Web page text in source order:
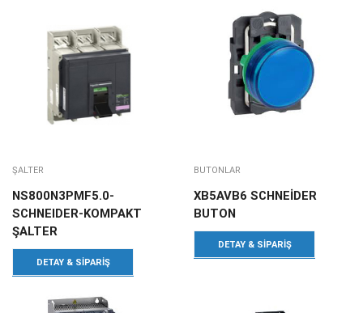
ŞALTER
NS800N3PMF5.0-
SCHNEIDER-KOMPAKT
ŞALTER
DETAY & SIPARIŞ
BUTONLAR
XB5AVB6 SCHNEİDER
BUTON
DETAY & SIPARIŞ